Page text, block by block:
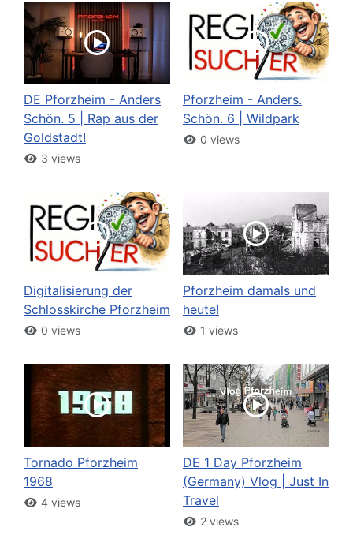
DE Pforzheim - Anders
Schön. 5 | Rap aus der
Goldstadt!
3 views
Pforzheim - Anders.
Schön. 6 | Wildpark
0 views
Digitalisierung der
Schlosskirche Pforzheim
0 views
Pforzheim damals und
heute!
1 views
Tornado Pforzheim
1968
4 views
DE 1 Day Pforzheim
(Germany) Vlog | Just In
Travel
2 views